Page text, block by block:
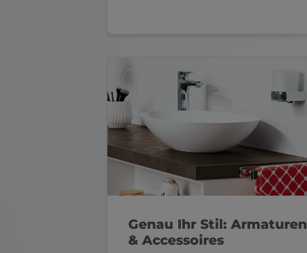
Genau Ihr Stil: Armaturen
& Accessoires